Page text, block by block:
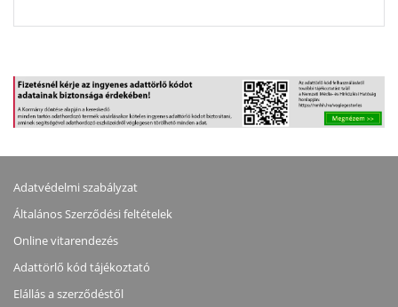
Adatvédelmi szabályzat
Általános Szerződési feltételek
Online vitarendezés
Adattörlő kód tájékoztató
Elállás a szerződéstől